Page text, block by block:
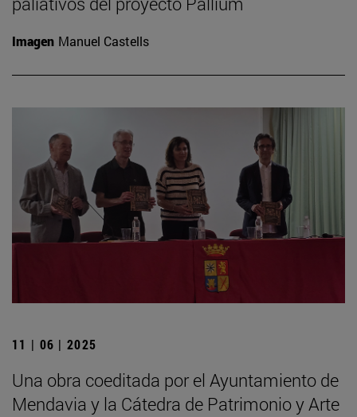
Imagen Manuel Castells
11 | 06 | 2025
Una obra coeditada por el Ayuntamiento de
Mendavia y la Cátedra de Patrimonio y Arte